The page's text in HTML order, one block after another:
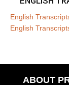
English
English
ABOUT